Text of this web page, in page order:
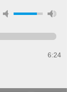
6:24